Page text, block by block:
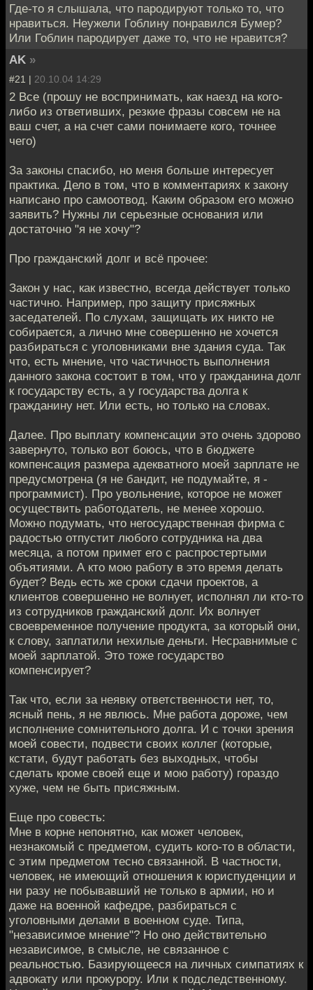
Где-то я слышала, что пародируют только то, что
нравиться. Неужели Гоблину понравился Бумер?
Или Гоблин пародирует даже то, что не нравится?
AK »
#21 | 20.10.04 14:29
2 Все (прошу не воспринимать, как наезд на кого-
либо из ответивших, резкие фразы совсем не на
ваш счет, а на счет сами понимаете кого, точнее
чего)
За законы спасибо, но меня больше интересует
практика. Дело в том, что в комментариях к закону
написано про самоотвод. Каким образом его можно
заявить? Нужны ли серьезные основания или
достаточно "я не хочу"?
Про гражданский долг и всё прочее:
Закон у нас, как известно, всегда действует только
частично. Например, про защиту присяжных
заседателей. По слухам, защищать их никто не
собирается, а лично мне совершенно не хочется
разбираться с уголовниками вне здания суда. Так
что, есть мнение, что частичность выполнения
данного закона состоит в том, что у гражданина долг
к государству есть, а у государства долга к
гражданину нет. Или есть, но только на словах.
Далее. Про выплату компенсации это очень здорово
завернуто, только вот боюсь, что в бюджете
компенсация размера адекватного моей зарплате не
предусмотрена (я не бандит, не подумайте, я -
программист). Про увольнение, которое не может
осуществить работодатель, не менее хорошо.
Можно подумать, что негосударственная фирма с
радостью отпустит любого сотрудника на два
месяца, а потом примет его с распростертыми
объятиями. А кто мою работу в это время делать
будет? Ведь есть же сроки сдачи проектов, а
клиентов совершенно не волнует, исполнял ли кто-то
из сотрудников гражданский долг. Их волнует
своевременное получение продукта, за который они,
к слову, заплатили нехилые деньги. Несравнимые с
моей зарплатой. Это тоже государство
компенсирует?
Так что, если за неявку ответственности нет, то,
ясный пень, я не явлюсь. Мне работа дороже, чем
исполнение сомнительного долга. И с точки зрения
моей совести, подвести своих коллег (которые,
кстати, будут работать без выходных, чтобы
сделать кроме своей еще и мою работу) гораздо
хуже, чем не быть присяжным.
Еще про совесть:
Мне в корне непонятно, как может человек,
незнакомый с предметом, судить кого-то в области,
с этим предметом тесно связанной. В частности,
человек, не имеющий отношения к юриспуденции и
ни разу не побывавший не только в армии, но и
даже на военной кафедре, разбираться с
уголовными делами в военном суде. Типа,
"независимое мнение"? Но оно действительно
независимое, в смысле, не связанное с
реальностью. Базирующееся на личных симпатиях к
адвокату или прокурору. Или к подследственному.